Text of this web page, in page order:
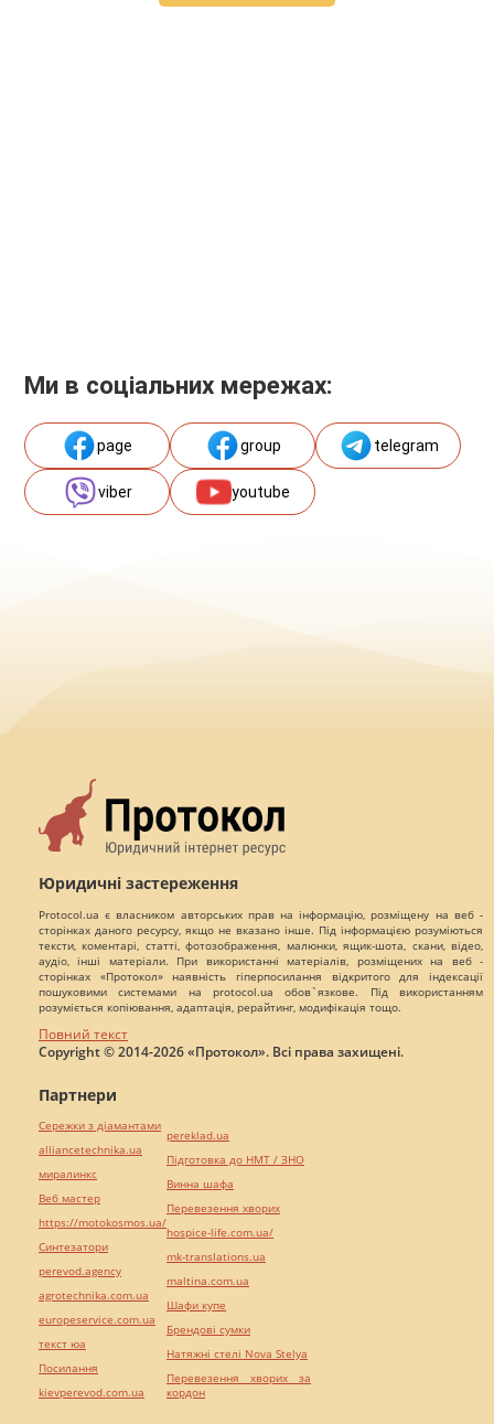
Ми в соціальних мережах:
page group telegram
viber youtube
Юридичні застереження
Protocol.ua є власником авторських прав на інформацію, розміщену на веб -
сторінках даного ресурсу, якщо не вказано інше. Під інформацією розуміються
тексти, коментарі, статті, фотозображення, малюнки, ящик-шота, скани, відео,
аудіо, інші матеріали. При використанні матеріалів, розміщених на веб -
сторінках «Протокол» наявність гіперпосилання відкритого для індексації
пошуковими системами на protocol.ua обов`язкове. Під використанням
розуміється копіювання, адаптація, рерайтинг, модифікація тощо.
Повний текст
Copyright © 2014-2026 «Протокол». Всі права захищені.
Партнери
Сережки з діамантами
alliancetechnika.ua
миралинкс
Веб мастер
https://motokosmos.ua/
Синтезатори
perevod.agency
agrotechnika.com.ua
europeservice.com.ua
текст юа
Посилання
kievperevod.com.ua
pereklad.ua
Підготовка до НМТ / ЗНО
Винна шафа
Перевезення хворих
hospice-life.com.ua/
mk-translations.ua
maltina.com.ua
Шафи купе
Брендові сумки
Натяжні стелі Nova Stelya
Перевезення хворих за
кордон